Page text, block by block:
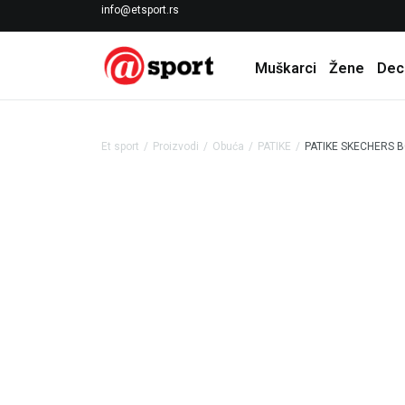
info@etsport.rs
LICENCIRANI CLEARANCE PARTNER ADIDAS
Muškarci Žene
Et sport Proizvodi Obuća PATIKE PATIKE SKECHERS